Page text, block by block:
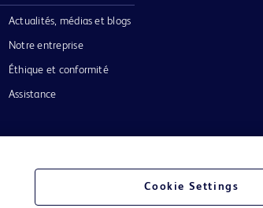
Actualités, médias et blogs
Notre entreprise
Éthique et conformité
Assistance
Cookie Settings